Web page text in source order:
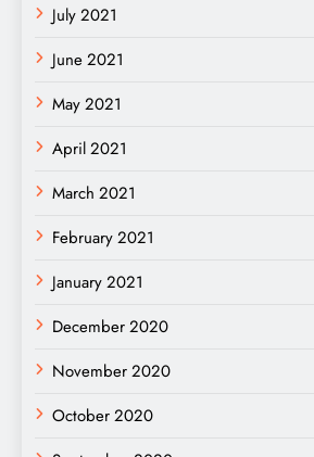
July 2021
June 2021
May 2021
April 2021
March 2021
February 2021
January 2021
December 2020
November 2020
October 2020